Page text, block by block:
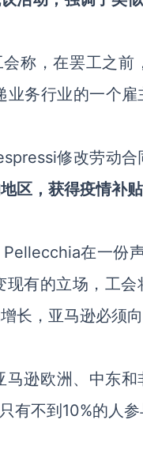
称，在罢工之前
务行业的一个
修改劳动合
区，获得疫情补贴
在一份
现有的立场，工会
长，亚马逊必须
逊欧洲、中东
有不到10%的人